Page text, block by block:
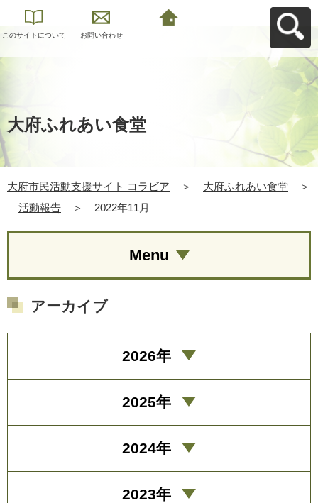
このサイトについて お問い合わせ
大府ふれあい食堂
大府市民活動支援サイト コラビア ＞ 大府ふれあい食堂
＞
活動報告
＞ 2022年11月
Menu
アーカイブ
2026年
2025年
2024年
2023年